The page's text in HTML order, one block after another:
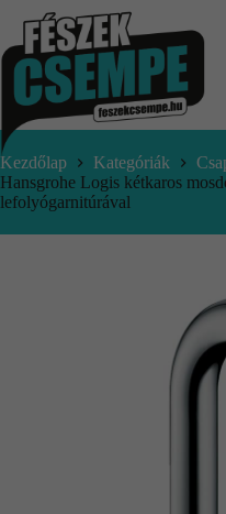
Kezdőlap Kategóriák
Hansgrohe Logis kétkaros
lefolyógarnitúrával